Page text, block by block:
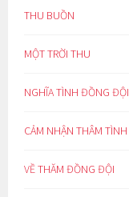
THU BUỒN
MỘT TRỜI THU
NGHĨA TÌNH ĐỒNG ĐỘI
CẢM NHẬN THÂM TÌNH
VỀ THĂM ĐỒNG ĐỘI